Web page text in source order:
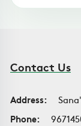
Contact Us
Address:
Phone: